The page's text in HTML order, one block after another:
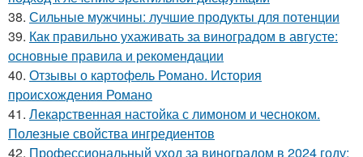
38. Сильные мужчины: лучшие продукты для потенции
39. Как правильно ухаживать за виноградом в августе:
основные правила и рекомендации
40. Отзывы о картофель Романо. История
происхождения Романо
41. Лекарственная настойка с лимоном и чесноком.
Полезные свойства ингредиентов
42. Профессиональный уход за виноградом в 2024 году: